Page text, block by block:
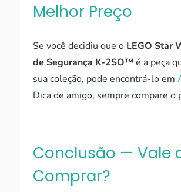
Melhor Preço
Se você decidiu que o LEGO Star
de Segurança K-2SO™ é a peça
sua coleção, pode encontrá-lo em
Dica de amigo, sempre compare o
Conclusão — Vale
Comprar?